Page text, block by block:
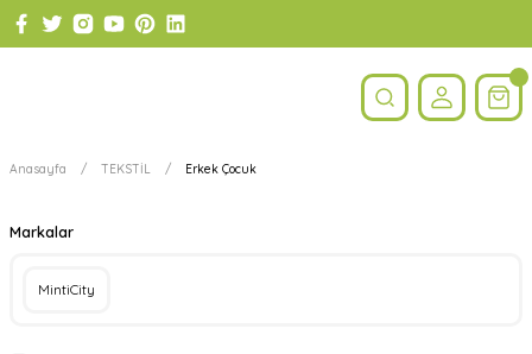
Anasayfa TEKSTİL Erkek Çocuk
Markalar
MintiCity